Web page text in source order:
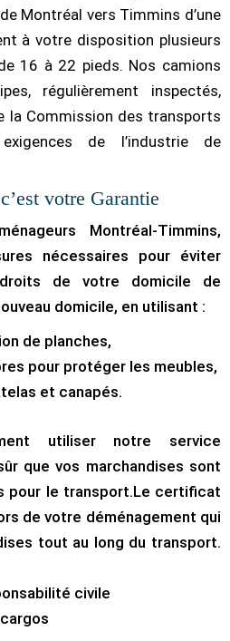
Montréal vers Timmins d’une
à votre disposition plusieurs
16 à 22 pieds. Nos camions
régulièrement inspectés,
la Commission des transports
de l’industrie de
votre Garantie
Montréal-Timmins,
nécessaires pour éviter
de votre domicile de
domicile, en utilisant :
de planches,
pour protéger les meubles,
et canapés.
utiliser notre service
que vos marchandises sont
pour le transport.Le certificat
de votre déménagement qui
tout au long du transport.
civile